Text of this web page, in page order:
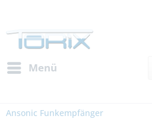
Menü
Ansonic Funkempfänger